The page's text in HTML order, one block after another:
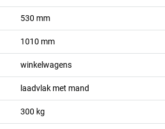
530 mm
1010 mm
winkelwagens
laadvlak met mand
300 kg